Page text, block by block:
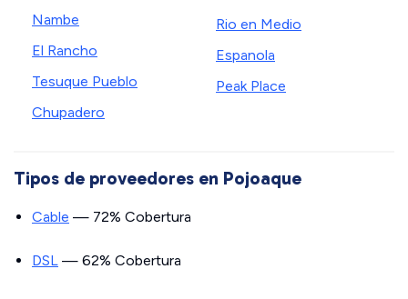
Nambe
El Rancho
Tesuque Pueblo
Chupadero
Rio en Medio
Espanola
Peak Place
Tipos de proveedores en Pojoaque
Cable — 72% Cobertura
DSL — 62% Cobertura